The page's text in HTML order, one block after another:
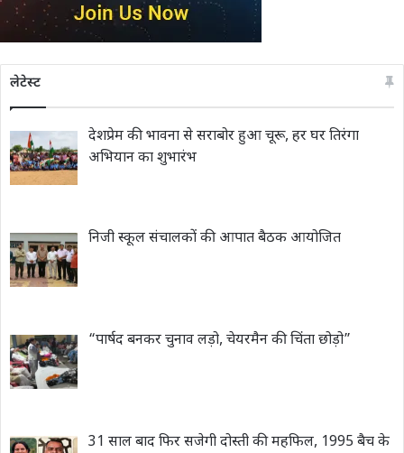
लेटेस्ट
देशप्रेम की भावना से सराबोर हुआ चूरू, हर घर तिरंगा
अभियान का शुभारंभ
निजी स्कूल संचालकों की आपात बैठक आयोजित
“पार्षद बनकर चुनाव लड़ो, चेयरमैन की चिंता छोड़ो”
31 साल बाद फिर सजेगी दोस्ती की महफिल, 1995 बैच के